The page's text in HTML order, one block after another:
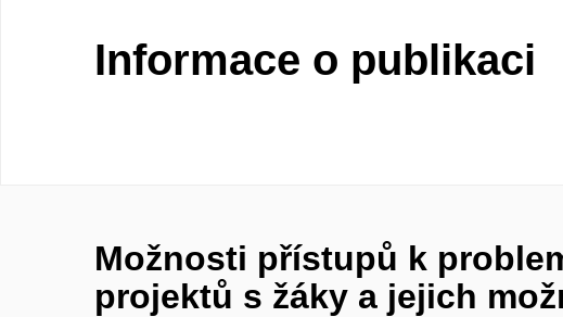
Informace o publikaci
Možnosti přístupů k
projektů s žáky a jejich